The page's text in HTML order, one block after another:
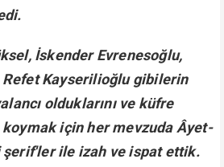
İskender Evrenesoğlu,
Refet Kayserilioğlu gibilerin
olduklarını ve küfre
koymak için her mevzuda Âyet-
ile izah ve ispat ettik.